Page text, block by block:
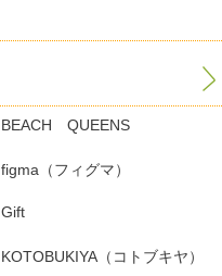
BEACH QUEENS
figma（フィグマ）
Gift
KOTOBUKIYA（コトブキヤ）